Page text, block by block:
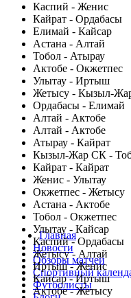
Каспий - Женис
Кайрат - Ордабасы
Елимай - Кайсар
Астана - Алтай
Тобол - Атырау
Актобе - Окжетпес
Улытау - Иртыш
Жетысу - Кызыл-
Ордабасы - Елимай
Алтай - Актобе
Алтай - Актобе
Атырау - Кайрат
Кызыл-Жар СК -
Кайрат - Кайрат
Женис - Улытау
Окжетпес - Жетысу
Астана - Актобе
Тобол - Окжетпес
Улытау - Кайсар
Каспий - Ордабасы
Жетысу - Алтай
Иртыш - Женис
Кайсар - Иртыш
Актобе - Жетысу
Главная
Новости
Обзоры матчей
Спортивный
Футболисты